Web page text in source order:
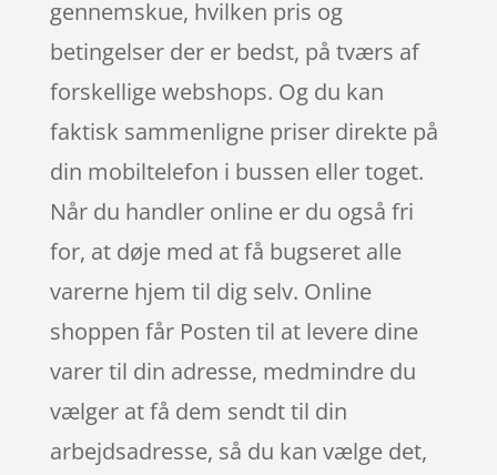
gennemskue, hvilken pris og
betingelser der er bedst, på tværs af
forskellige webshops. Og du kan
faktisk sammenligne priser direkte på
din mobiltelefon i bussen eller toget.
Når du handler online er du også fri
for, at døje med at få bugseret alle
varerne hjem til dig selv. Online
shoppen får Posten til at levere dine
varer til din adresse, medmindre du
vælger at få dem sendt til din
arbejdsadresse, så du kan vælge det,